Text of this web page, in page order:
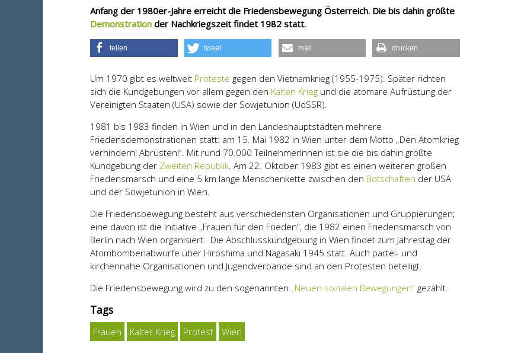
Anfang der 1980er-Jahre erreicht die Friedensbewegung Österreich. Die bis dahin größte
Demonstration der Nachkriegszeit findet 1982 statt.
teilen tweet mail drucken
Um 1970 gibt es weltweit Proteste gegen den Vietnamkrieg (1955-1975). Später richten
sich die Kundgebungen vor allem gegen den Kalten Krieg und die atomare Aufrüstung der
Vereinigten Staaten (USA) sowie der Sowjetunion (UdSSR).
1981 bis 1983 finden in Wien und in den Landeshauptstädten mehrere
Friedensdemonstrationen statt: am 15. Mai 1982 in Wien unter dem Motto „Den Atomkrieg
verhindern! Abrüsten!“. Mit rund 70.000 TeilnehmerInnen ist sie die bis dahin größte
Kundgebung der Zweiten Republik. Am 22. Oktober 1983 gibt es einen weiteren großen
Friedensmarsch und eine 5 km lange Menschenkette zwischen den Botschaften der USA
und der Sowjetunion in Wien.
Die Friedensbewegung besteht aus verschiedensten Organisationen und Gruppierungen;
eine davon ist die Initiative „Frauen für den Frieden“, die 1982 einen Friedensmarsch von
Berlin nach Wien organisiert. Die Abschlusskundgebung in Wien findet zum Jahrestag der
Atombombenabwürfe über Hiroshima und Nagasaki 1945 statt. Auch partei- und
kirchennahe Organisationen und Jugendverbände sind an den Protesten beteiligt.
Die Friedensbewegung wird zu den sogenannten „Neuen sozialen Bewegungen“ gezählt.
Tags
Frauen Kalter Krieg Protest Wien